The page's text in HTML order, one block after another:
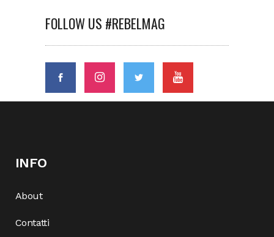
FOLLOW US #REBELMAG
INFO
About
Contatti